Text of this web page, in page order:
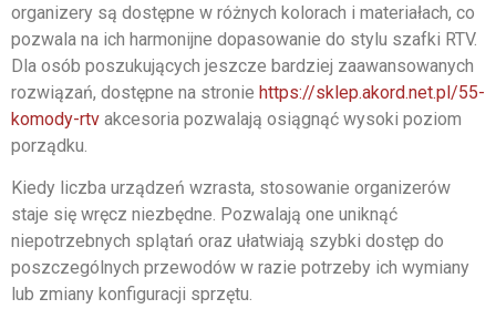
organizery są dostępne w różnych kolorach i materiałach, co
pozwala na ich harmonijne dopasowanie do stylu szafki RTV.
Dla osób poszukujących jeszcze bardziej zaawansowanych
rozwiązań, dostępne na stronie https://sklep.akord.net.pl/55-
komody-rtv akcesoria pozwalają osiągnąć wysoki poziom
porządku.
Kiedy liczba urządzeń wzrasta, stosowanie organizerów
staje się wręcz niezbędne. Pozwalają one uniknąć
niepotrzebnych splątań oraz ułatwiają szybki dostęp do
poszczególnych przewodów w razie potrzeby ich wymiany
lub zmiany konfiguracji sprzętu.